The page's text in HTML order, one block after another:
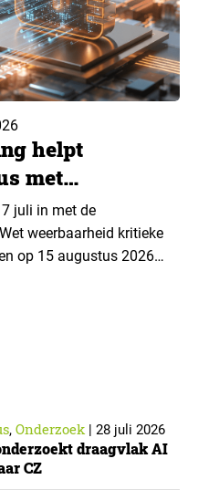
helpt
met
juli in met de
weerbaarheid kritieke
op 15 augustus 2026
, Onderzoek| 28 juli 2026
draagvlak AI
CZ